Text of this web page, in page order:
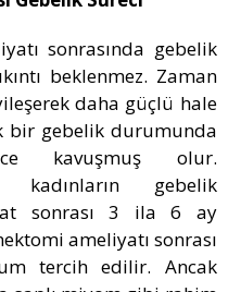
sonrasında gebelik
beklenmez. Zaman
daha güçlü hale
bir gebelik durumunda
kavuşmuş olur.
kadınların gebelik
sonrası 3 ila 6 ay
ameliyatı sonrası
tercih edilir. Ancak